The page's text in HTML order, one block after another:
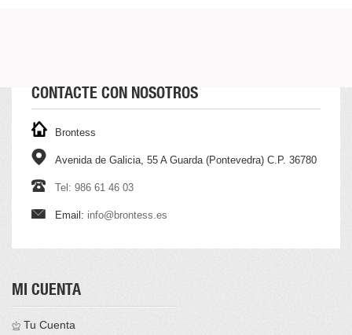
CONTACTE CON NOSOTROS
Brontess
Avenida de Galicia, 55 A Guarda (Pontevedra) C.P. 36780
Tel: 986 61 46 03
Email: info@brontess.es
MI CUENTA
Tu Cuenta